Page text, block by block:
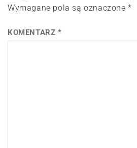
Wymagane pola są oznaczone*
KOMENTARZ *